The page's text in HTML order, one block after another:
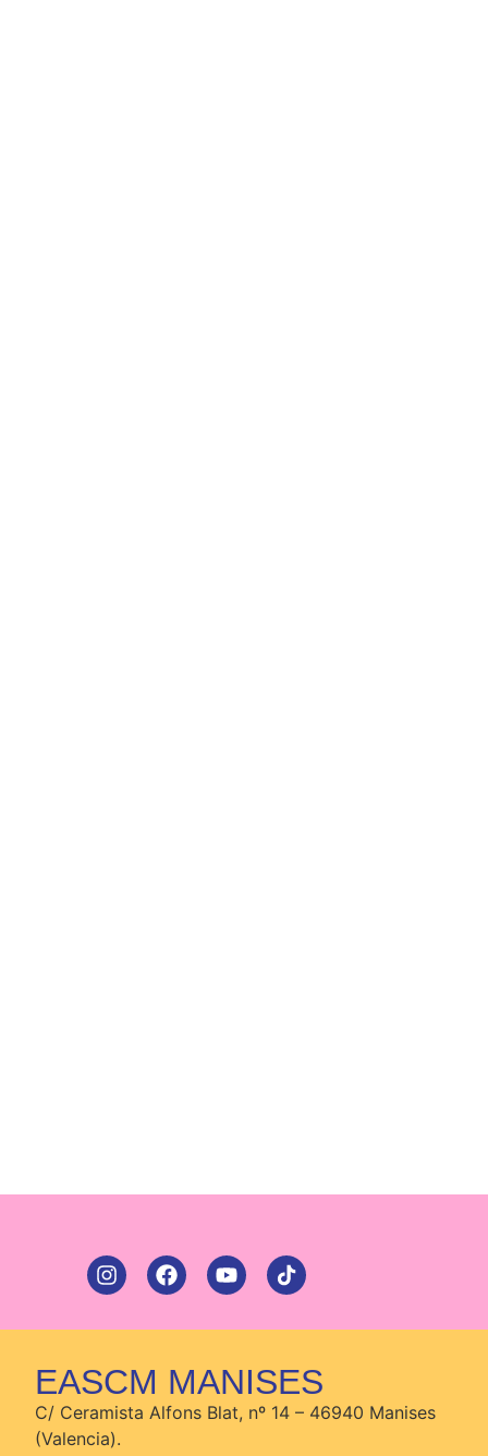
EASCM MANISES
C/ Ceramista Alfons Blat, nº 14 – 46940 Manises
(Valencia).